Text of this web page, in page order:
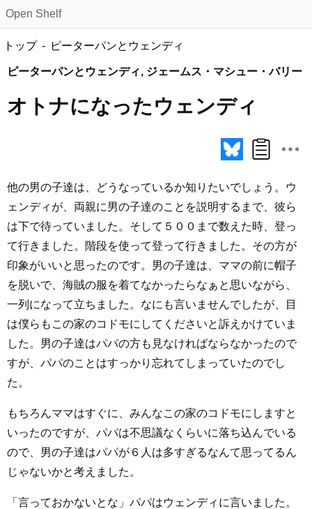
Open Shelf
トップ ピーターパンとウェンディ
ピーターパンとウェンディ, ジェームス・マシュー・バリー
オトナになったウェンディ
他の男の子達は、どうなっているか知りたいでしょう。ウ
ェンディが、両親に男の子達のことを説明するまで、彼ら
は下で待っていました。そして５００まで数えた時、登っ
て行きました。階段を使って登って行きました。その方が
印象がいいと思ったのです。男の子達は、ママの前に帽子
を脱いで、海賊の服を着てなかったらなぁと思いながら、
一列になって立ちました。なにも言いませんでしたが、目
は僕らもこの家のコドモにしてくださいと訴えかけていま
した。男の子達はパパの方も見なければならなかったので
すが、パパのことはすっかり忘れてしまっていたのでし
た。
もちろんママはすぐに、みんなこの家のコドモにしますと
いったのですが、パパは不思議なくらいに落ち込んでいる
ので、男の子達はパパが６人は多すぎるなんて思ってるん
じゃないかと考えました。
「言っておかないとな」パパはウェンディに言いました。